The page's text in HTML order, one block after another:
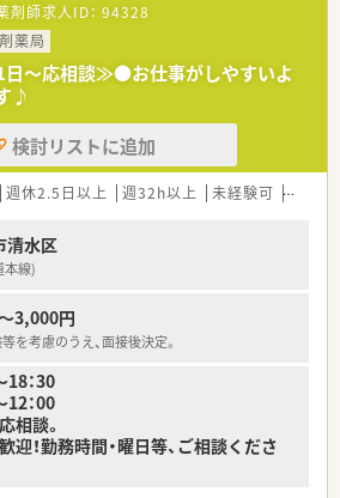
剤師求人ID： 94328
薬局
1日～応相談≫●お仕事がしやすいよ
♪
検討リストに追加
週休2.5日以上 週32h以上 未経験可 ブラン
清水区
本線)
3,000円
を考慮のうえ、面接後決定。
18：30
：00
相談。
！勤務時間・曜日等、ご相談くださ